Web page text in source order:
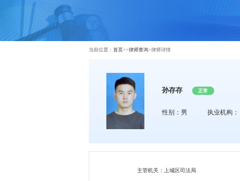
当前位置： 首页>>律师查询>律师详情
孙存存 正常
性别：男 执业机构：
主管机关：上城区司法局